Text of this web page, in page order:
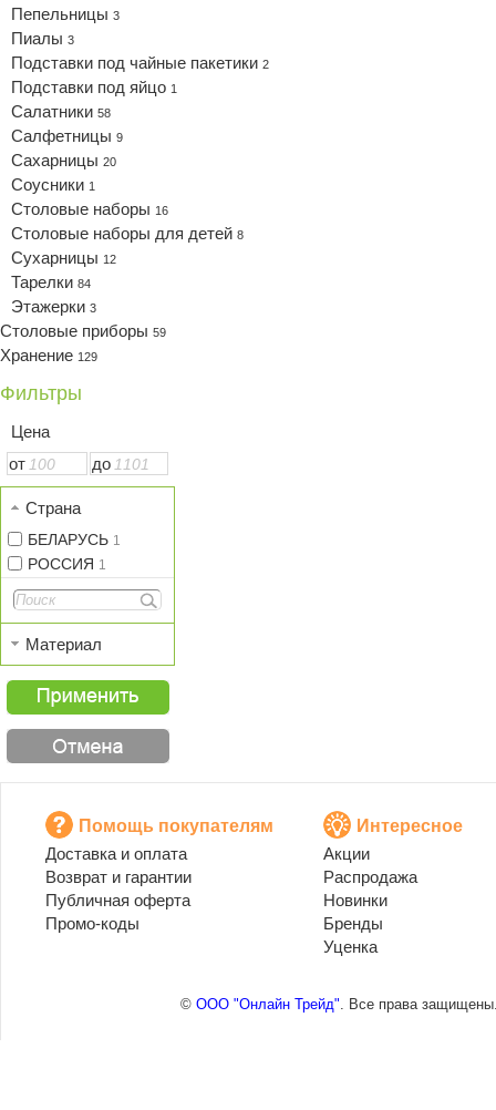
Пепельницы 3
Пиалы 3
Подставки под чайные пакетики 2
Подставки под яйцо 1
Салатники 58
Салфетницы 9
Сахарницы 20
Соусники 1
Столовые наборы 16
Столовые наборы для детей 8
Сухарницы 12
Тарелки 84
Этажерки 3
Столовые приборы 59
Хранение 129
Фильтры
Цена
от
до
Страна
БЕЛАРУСЬ 1
РОССИЯ 1
Материал
Помощь покупателям
Доставка и оплата
Возврат и гарантии
Публичная оферта
Промо-коды
Интересное
Акции
Распродажа
Новинки
Бренды
Уценка
© ООО "Онлайн Трейд". Все права